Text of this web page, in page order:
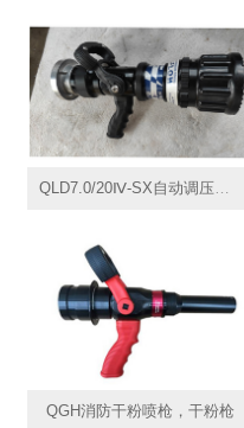
QLD7.0/20Ⅳ-SX自动调压水枪1200L无后坐力水枪,导流式直流喷雾水枪
QGH消防干粉喷枪，干粉枪